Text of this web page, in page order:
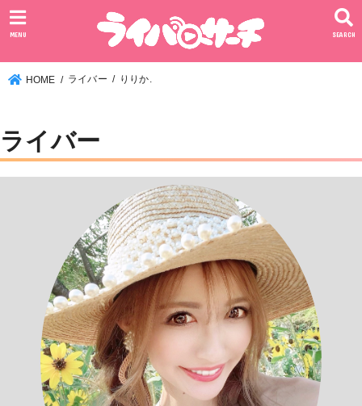
SEARCH
MENU
HOME ライバー りりか.
ライバー